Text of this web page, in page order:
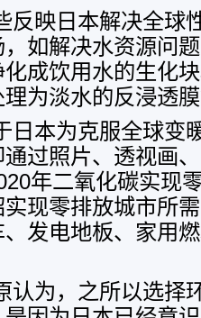
反映日本解决全球
如解决水资源问
成饮用水的生化
为淡水的反浸透
日本为克服全球变
过照片、透视画
年二氧化碳实现
现零排放城市所
发电地板、家用
认为，之所以选择